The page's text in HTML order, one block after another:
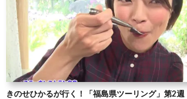
きのせひかるが行く！「福島県ツーリング」第2週